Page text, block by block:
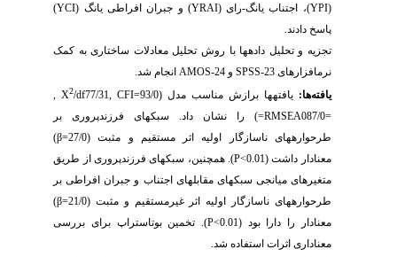
YPI)، اجتناب یانگ-رای (YRAI) و جبران افراطی یانگ (YCI
)
پاسخ دادند.
تجزیه و تحلیل داده­ها با روش تحلیل معادلات ساختاری به کمک
نرم­افزارهایSPSS-23و AMOS-24 انجام شد.
یافته­‌ها:یافته­ها برازش مناسب مدل (93/0 CFI=
,
77/31
, X2/df
087/0
RMSEA
=) را نشان داد. سبک­های فرزندپروری بر
طرحواره­های ناسازگار اولیه اثر مستقیم و مثبت (27/0
β=
)
معنادار داشت (P<0.01). همچنین، سبک­های فرزندپروری از طریق
متغیرهای میانجی سبک­های مقابله­ای اجتناب و جبران افراطی بر
طرحواره­های ناسازگار اولیه اثر غیرمستقیم و مثبت (21/0
β=
)
معنادار را دارا بود (P<0.01
).تخمین بوت­استراپ برای بررسی
معناداری اثرات استفاده شد.